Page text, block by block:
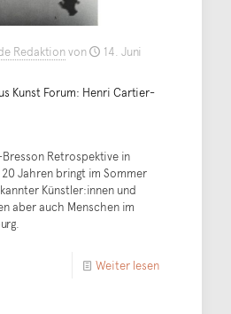
Redaktionvon
14. Juni
Kunst Forum: Henri Cartier-
Retrospektive in
Jahren bringt im Sommer
Künstler:innen und
aber auch Menschen im
Weiter lesen